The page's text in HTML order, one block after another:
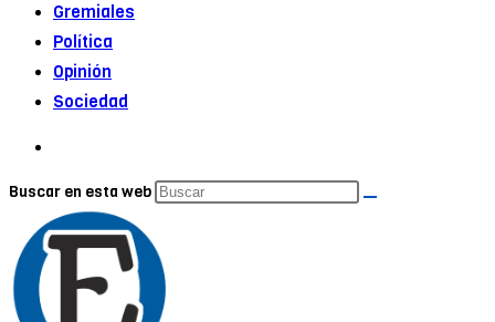
Gremiales
Política
Opinión
Sociedad
Buscar en esta web